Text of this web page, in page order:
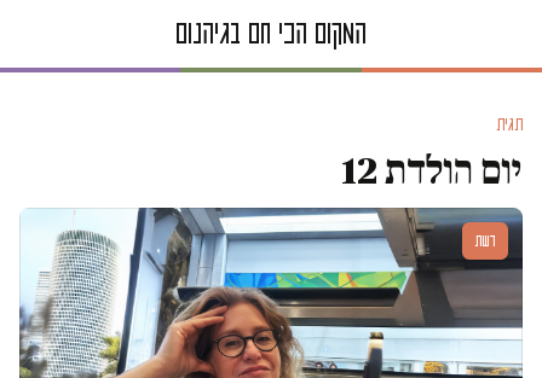
תגית
יום הולדת 12
דעות